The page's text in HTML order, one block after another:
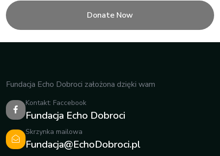
Fundacja Echo Dobroci założona dzięki wam
Kontakt: Faccebook
Fundacja Echo Dobroci
Skrzynka mailowa
Fundacja@EchoDobroci.pl